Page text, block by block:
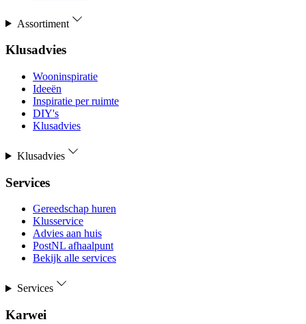
Assortiment
Klusadvies
Wooninspiratie
Ideeën
Inspiratie per ruimte
DIY's
Klusadvies
Klusadvies
Services
Gereedschap huren
Klusservice
Advies aan huis
PostNL afhaalpunt
Bekijk alle services
Services
Karwei